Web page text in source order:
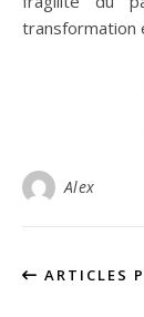
transformation
Alex
ARTICLES